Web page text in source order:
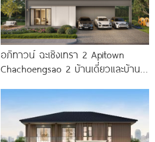
อภิทาวน์ ฉะเชิงเทรา 2 Apitown
Chachoengsao 2 บ้านเดี่ยวและบ้าน